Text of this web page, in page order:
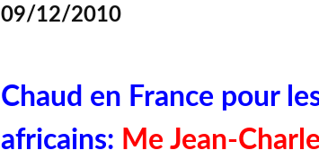
09/12/2010
Chaud en France pour
africains: Me Jean-